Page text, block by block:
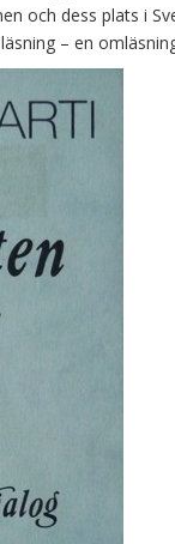
och dess plats i
– en